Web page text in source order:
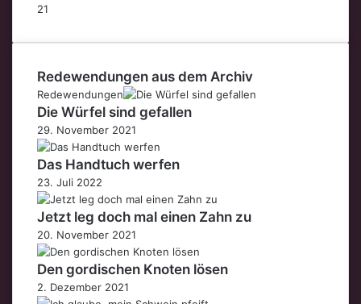
21
Redewendungen aus dem Archiv
Redewendungen
Die Würfel sind gefallen
29. November 2021
Das Handtuch werfen
23. Juli 2022
Jetzt leg doch mal einen Zahn zu
20. November 2021
Den gordischen Knoten lösen
2. Dezember 2021